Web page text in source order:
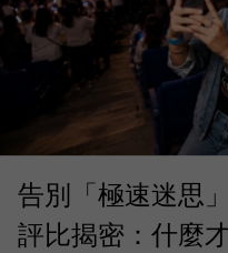
告別「極速迷思
評比揭密：什麼